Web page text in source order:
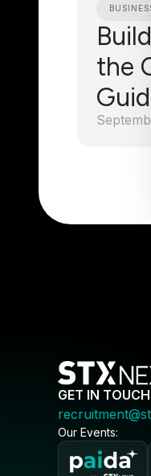
the
GET IN TOUCH
Our Events: